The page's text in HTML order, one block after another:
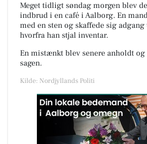
Meget tidligt søndag morgen blev
indbrud i en café i Aalborg. En
med en sten og skaffede sig
hvorfra han stjal inventar.
En mistænkt blev senere anholdt
sagen.
Kilde: Nordjyllands Politi